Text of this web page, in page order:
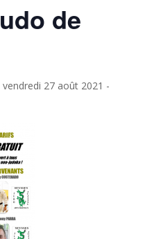
de
vendredi 27 août 2021 -